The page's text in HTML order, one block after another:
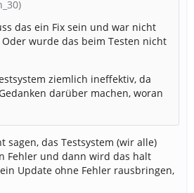
das ein Fix sein und war nicht
wurde das beim Testen nicht
ziemlich ineffektiv, da
darüber machen, woran
sagen, das Testsystem (wir alle)
Fehler und dann wird das halt
Update ohne Fehler rausbringen,